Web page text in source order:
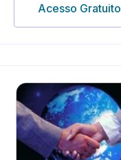
Acesso Gratuito